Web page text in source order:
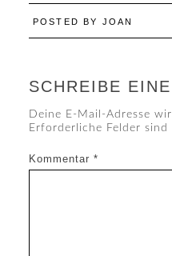
POSTED BY JOAN
SCHREIBE
Deine E-Mail-Adresse
Erforderliche Felder sind
Kommentar *